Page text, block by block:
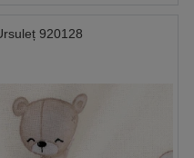
920128